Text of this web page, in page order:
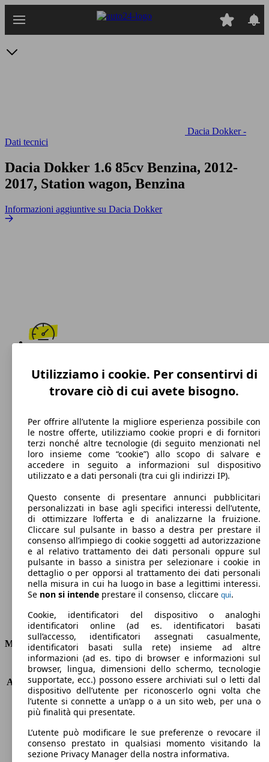
Dacia Dokker -
Dati tecnici
Dacia Dokker 1.6 85cv Benzina, 2012-
2017, Station wagon, Benzina
Informazioni aggiuntive su Dacia Dokker
Benzina
Carburante
175 g/km
Emissioni di CO2 (combinato)*
Ø 7.5 l/100km
Consumi
Motore e Prestazioni
KW (PS)
61 kW (83 PS)
Accelerazione (0-100 km/h) 13.7s
Velocità massima (km/h)
159 km/h
Numero di marce
5
Cilindrata
1598 ccm
Carburante
Benzina
Utilizziamo i cookie. Per consentirvi di
trovare ciò di cui avete bisogno.
Per offrire all’utente la migliore esperienza possibile con
le nostre offerte, utilizziamo cookie propri e di fornitori
terzi nonché altre tecnologie (di seguito menzionati nel
loro insieme come “cookie”) allo scopo di salvare e
accedere in seguito a informazioni sul dispositivo
utilizzato e a dati personali (tra cui gli indirizzi IP).
Questo consente di presentare annunci pubblicitari
personalizzati in base agli specifici interessi dell’utente,
di ottimizzare l’offerta e di analizzarne la fruizione.
Cliccare sul pulsante in basso a destra per prestare il
consenso all’impiego di cookie soggetti ad autorizzazione
e al relativo trattamento dei dati personali oppure sul
pulsante in basso a sinistra per selezionare i cookie in
dettaglio o per opporsi al trattamento dei dati personali
nella misura in cui ha luogo in base a legittimi interessi.
Se non si intende prestare il consenso, cliccare qui.
Cookie, identificatori del dispositivo o analoghi
identificatori online (ad es. identificatori basati
sull’accesso, identificatori assegnati casualmente,
identificatori basati sulla rete) insieme ad altre
informazioni (ad es. tipo di browser e informazioni sul
browser, lingua, dimensioni dello schermo, tecnologie
supportate, ecc.) possono essere archiviati sul o letti dal
dispositivo dell’utente per riconoscerlo ogni volta che
l’utente si connette a un’app o a un sito web, per una o
più finalità qui presentate.
L’utente può modificare le sue preferenze o revocare il
consenso prestato in qualsiasi momento visitando la
sezione Privacy Manager della nostra informativa.